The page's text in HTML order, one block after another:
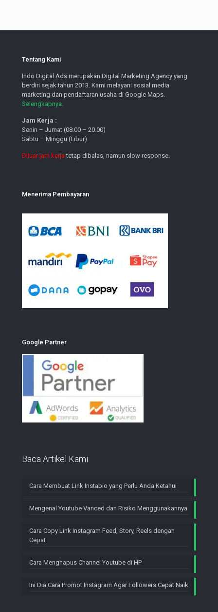
Tentang Kami
Indo Digital Ads merupakan Digital Marketing Agency yang
berdiri sejak tahun 2013. Kami melayani sosial media
marketing dan pendaftaran usaha di Google Maps.
Selengkapnya.
Jam Kerja :
Senin – Jumat (08.00 – 20.00)
Sabtu – Minggu (Libur)
Diluar jam kerja tetap dibalas, namun slow response.
Menerima Pembayaran
Google Partner
Baca Artikel Kami
Cara Membuat Link Instabio yang Perlu Anda Ketahui
Mengenal Youtube Vanced dan Risiko Menggunakannya
Cara Copy Link Instagram Feed, Story, Reels dengan
Cepat
Cara Menghapus Channel Youtube di HP
Ini Dia Cara Promot Instagram Agar Followers Cepat Naik